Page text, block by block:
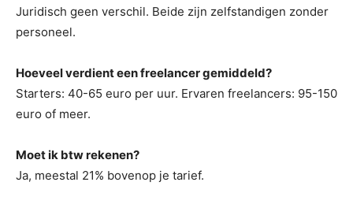
Juridisch geen verschil. Beide zijn zelfstandigen zonder
personeel.
Hoeveel verdient een freelancer gemiddeld?
Starters: 40-65 euro per uur. Ervaren freelancers: 95-150
euro of meer.
Moet ik btw rekenen?
Ja, meestal 21% bovenop je tarief.